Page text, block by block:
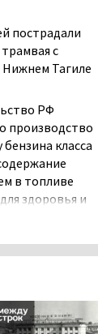
пострадали
с
Нижнем Тагиле
РФ
производство
класса
в топливе
здоровья и
городской
3 Нижнего
которые
палате